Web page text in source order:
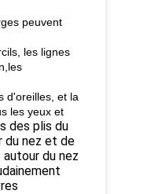
peuvent
les lignes
d'oreilles, et la
les yeux et
des plis du
du nez et de
du nez